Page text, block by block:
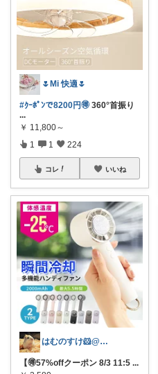
🌷Mi 快適🌷
#ｸｰﾎﾟﾝで8200円🉐 360°首振り
...
￥ 11,800～
1 1 224
コレ いいね
はむのすけ🐹@美味しいもの&季節の商品
【🉐57%offクーポン 8/3 11:5 ...